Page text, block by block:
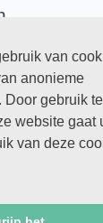
van
anonieme
Door gebruik te
website gaat
van deze
All